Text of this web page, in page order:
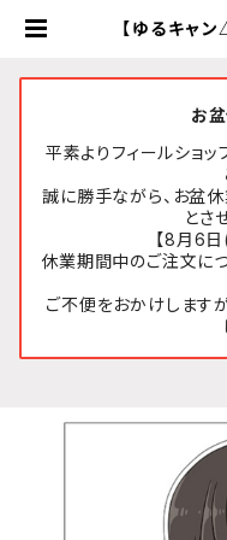
【ゆるキャ
お
平素よりフィールショ
誠に勝手ながら、お盆
とさ
【8月6
休業期間中のご注文に
ご不便をおかけします